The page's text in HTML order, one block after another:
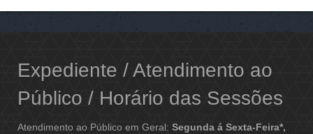
Expediente / Atendimento ao
Público / Horário das Sessões
Atendimento ao Público em Geral: Segunda á Sexta-Feira*,